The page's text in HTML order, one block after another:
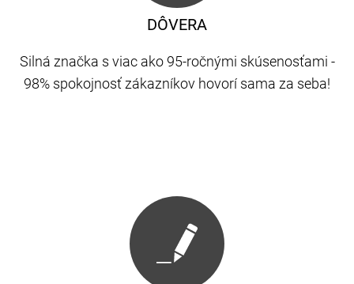
DÔVERA
Silná značka s viac ako 95-ročnými skúsenosťami -
98% spokojnosť zákazníkov hovorí sama za seba!